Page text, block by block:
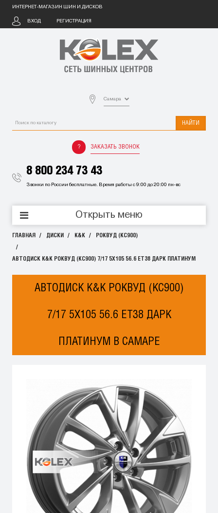
ИНТЕРНЕТ-МАГАЗИН ШИН И ДИСКОВ
ВХОД РЕГИСТРАЦИЯ
Самара
НАЙТИ
ЗАКАЗАТЬ ЗВОНОК
8 800 234 73 43
Звонки по России бесплатные. Время работы с 9:00 до 20:00 пн-вс
Открыть меню
ГЛАВНАЯ ДИСКИ K&K РОКВУД (КС900)
АВТОДИСК K&K РОКВУД (КС900) 7/17 5X105 56.6 ET38 ДАРК ПЛАТИНУМ
АВТОДИСК K&K РОКВУД (КС900)
7/17 5X105 56.6 ET38 ДАРК
ПЛАТИНУМ В САМАРЕ